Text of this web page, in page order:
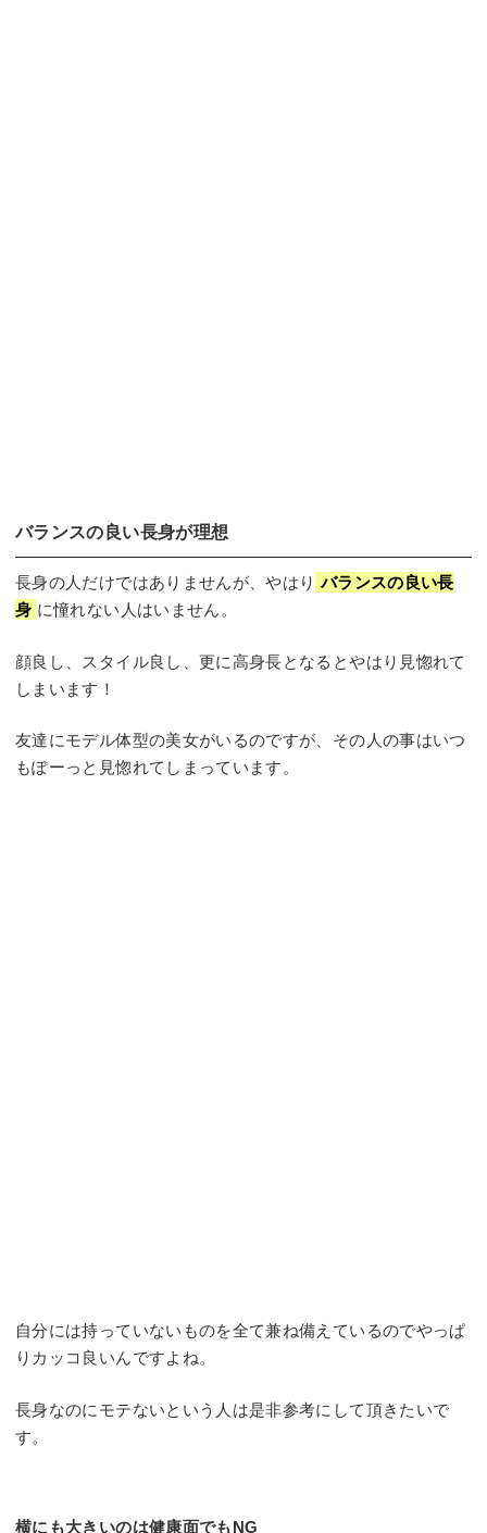
バランスの良い長身が理想
長身の人だけではありませんが、やはり バランスの良い長
身 に憧れない人はいません。
顔良し、スタイル良し、更に高身長となるとやはり見惚れて
しまいます！
友達にモデル体型の美女がいるのですが、その人の事はいつ
もぽーっと見惚れてしまっています。
自分には持っていないものを全て兼ね備えているのでやっぱ
りカッコ良いんですよね。
長身なのにモテないという人は是非参考にして頂きたいで
す。
横にも大きいのは健康面でもNG